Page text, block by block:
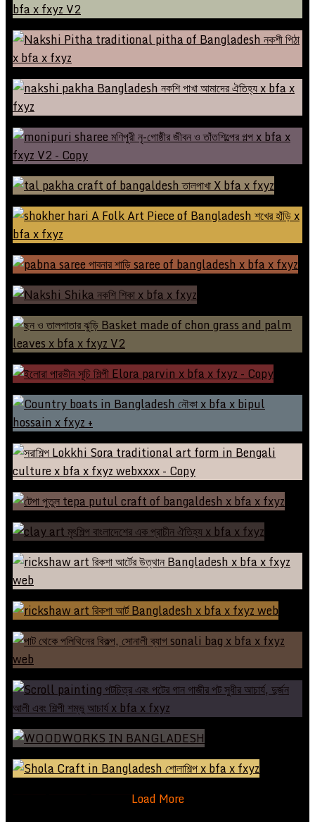
নারিকেলের মালা: বর্জ্য থেকে বর্তমানের গল্প
নকশী পিঠা এক প্রকার লোকশিল্প
নকশি পাখা: বাতাসে লুকানো ঐতিহ্যের গল্প
মণিপুরী নৃ-গোষ্ঠীর জীবন ও তাঁতশিল্পের গল্প
তালপাখা: স্মৃতি, শিল্প, এবং জীবিকার মেলবন্ধন
শখের হাঁড়ি – রাজশাহীর এক নিরবচ্ছিন্ন ঐতিহ্য
পাবনার শাড়ি: ঐতিহ্যের সুর, বুননের গল্প
নকশি শিকা: হারিয়ে যাওয়া ঐতিহ্যের গল্প
ছন ও তালপাতার ঝুড়ি: এক হারিয়ে যাওয়া লোকজ শিল্পের গল্প
সূচিশিল্প নাকি চিত্রশিল্প? ইলোরা পারভীনের অনন্য জগৎ
নৌকা বাংলার ঐতিহ্যবাহী জীবনধারার প্রতীক
সরাশিল্প: বাংলার প্রাচীন মৃৎশিল্পের এক ঐতিহ্যবাহী দৃষ্টান্ত
টেপা পুতুল: শিল্প, সংস্কৃতি ও ঐতিহ্যের অনন্য নিদর্শন
কাদা মাটি থেকে শিল্প: মৃৎশিল্প বাংলাদেশের এক প্রাচীন ঐতিহ্য
রিকশা আর্টের উত্থান: গণমানুষের ক্যানভাস থেকে এলিট শোকেসে
রিকশার বাইরে রিকশা আর্ট – পণ্যের পসরায়, ফ্যাশনে ও যাপনে
সোনালি ব্যাগের ভবিষ্যৎ কী?
পটচিত্র এবং পটের গান বাংলার গৌরবময় ঐতিহ্যের ধারক
দারুশিল্প | সমৃদ্ধ ও দীর্ঘস্থায়ী ইতিহাস
Load More